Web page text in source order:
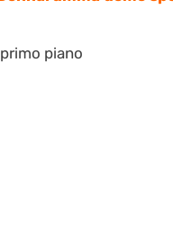
primo piano